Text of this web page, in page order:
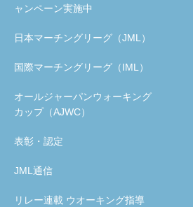
ャンペーン実施中
日本マーチングリーグ（JML）
国際マーチングリーグ（IML）
オールジャーパンウォーキング
カップ（AJWC）
表彰・認定
JML通信
リレー連載 ウオーキング指導